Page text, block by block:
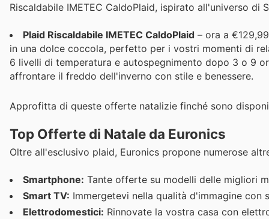
Riscaldabile IMETEC CaldoPlaid, ispirato all'universo di
Plaid Riscaldabile IMETEC CaldoPlaid – ora a
in una dolce coccola, perfetto per i vostri momenti di
6 livelli di temperatura e autospegnimento dopo 3 o 9
affrontare il freddo dell'inverno con stile e benessere.
Approfitta di queste offerte natalizie finché sono
Top Offerte di Natale da Euronics
Oltre all'esclusivo plaid, Euronics propone numerose
Smartphone: Tante offerte su modelli delle migliori
Smart TV: Immergetevi nella qualità d'immagine
Elettrodomestici: Rinnovate la vostra casa con